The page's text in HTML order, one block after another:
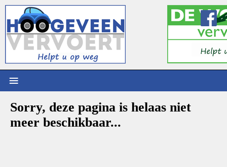
≡
Sorry, deze pagina is helaas niet
meer beschikbaar...